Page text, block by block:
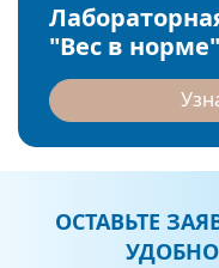
"Вес в норме"
ОСТАВЬТЕ